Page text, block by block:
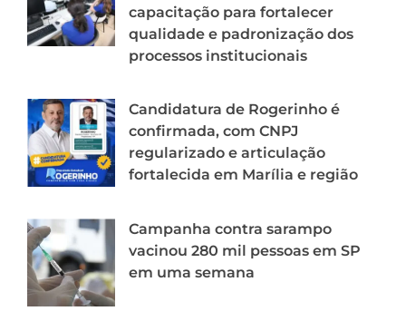
capacitação para fortalecer
qualidade e padronização dos
processos institucionais
Candidatura de Rogerinho é
confirmada, com CNPJ
regularizado e articulação
fortalecida em Marília e região
Campanha contra sarampo
vacinou 280 mil pessoas em SP
em uma semana